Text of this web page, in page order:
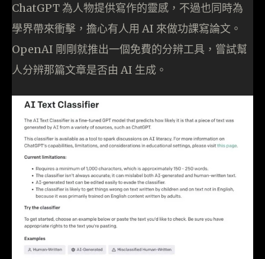
ChatGPT 為人物提供寫作的靈感，不過也同時為
學界帶來衝擊，擔心有人用 AI 來做功課寫論文。
OpenAI 剛剛就推出一個免費的分辨工具，嘗試幫
人分辨那篇文章是否由 AI 生成。